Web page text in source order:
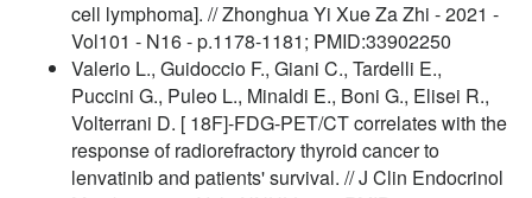
cell lymphoma]. // Zhonghua Yi Xue Za Zhi - 2021 -
Vol101 - N16 - p.1178-1181; PMID:33902250
Valerio L., Guidoccio F., Giani C., Tardelli E.,
Puccini G., Puleo L., Minaldi E., Boni G., Elisei R.,
Volterrani D. [ 18F]-FDG-PET/CT correlates with the
response of radiorefractory thyroid cancer to
lenvatinib and patients' survival. // J Clin Endocrinol